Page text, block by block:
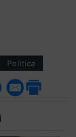
Politica